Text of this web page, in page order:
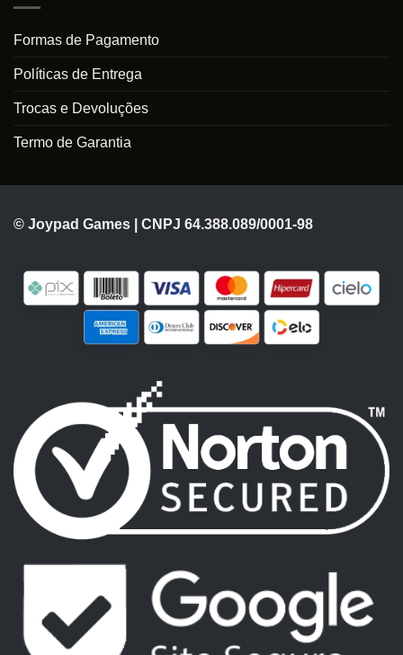
Formas de Pagamento
Políticas de Entrega
Trocas e Devoluções
Termo de Garantia
© Joypad Games | CNPJ 64.388.089/0001-98